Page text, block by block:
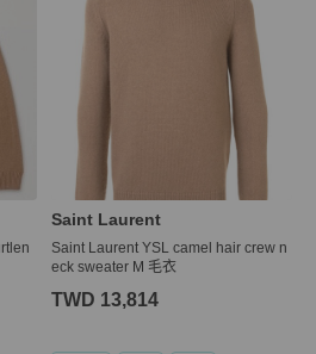
Saint Laurent
Saint Laurent YSL camel hair crew n
eck sweater M 毛衣
TWD 13,814